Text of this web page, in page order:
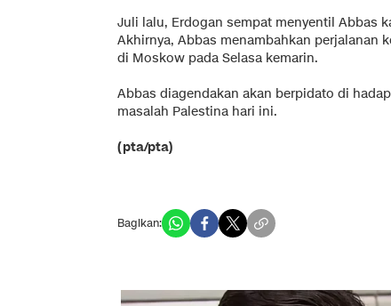
Juli lalu, Erdogan sempat menyentil Abbas
Akhirnya, Abbas menambahkan perjalanan
di Moskow pada Selasa kemarin.
Abbas diagendakan akan berpidato di
masalah Palestina hari ini.
(pta/pta)
Bagikan: